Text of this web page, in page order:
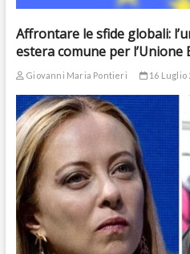
Affrontare le sfide globali:
estera comune per l’Unione
Giovanni Maria Pontieri 16 Luglio